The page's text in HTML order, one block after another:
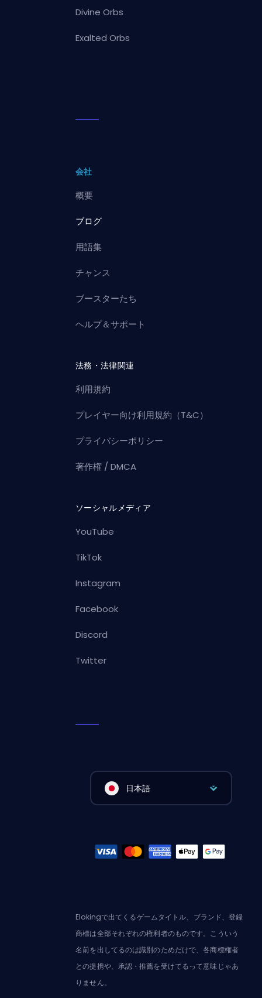
Divine Orbs
Exalted Orbs
会社
概要
ブログ
用語集
チャンス
ブースターたち
ヘルプ＆サポート
法務・法律関連
利用規約
プレイヤー向け利用規約（T&C）
プライバシーポリシー
著作権 / DMCA
ソーシャルメディア
YouTube
TikTok
Instagram
Facebook
Discord
Twitter
日本語
Elokingで出てくるゲームタイトル、ブランド、登録
商標は全部それぞれの権利者のものです。こういう
名前を出してるのは識別のためだけで、各商標権者
との提携や、承認・推薦を受けてるって意味じゃあ
りません。